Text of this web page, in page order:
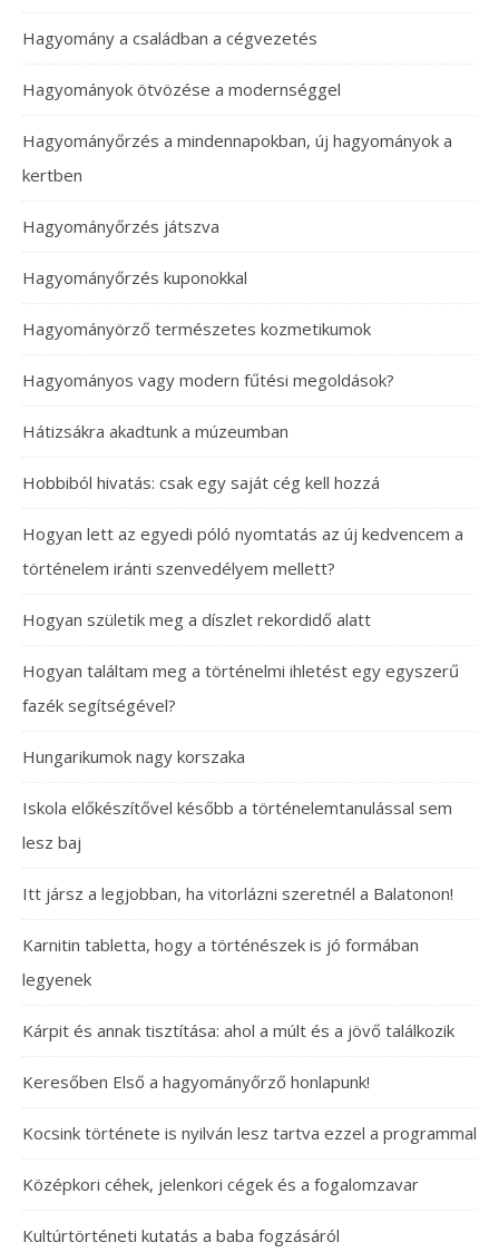
Hagyomány a családban a cégvezetés
Hagyományok ötvözése a modernséggel
Hagyományőrzés a mindennapokban, új hagyományok a
kertben
Hagyományőrzés játszva
Hagyományőrzés kuponokkal
Hagyományörző természetes kozmetikumok
Hagyományos vagy modern fűtési megoldások?
Hátizsákra akadtunk a múzeumban
Hobbiból hivatás: csak egy saját cég kell hozzá
Hogyan lett az egyedi póló nyomtatás az új kedvencem a
történelem iránti szenvedélyem mellett?
Hogyan születik meg a díszlet rekordidő alatt
Hogyan találtam meg a történelmi ihletést egy egyszerű
fazék segítségével?
Hungarikumok nagy korszaka
Iskola előkészítővel később a történelemtanulással sem
lesz baj
Itt jársz a legjobban, ha vitorlázni szeretnél a Balatonon!
Karnitin tabletta, hogy a történészek is jó formában
legyenek
Kárpit és annak tisztítása: ahol a múlt és a jövő találkozik
Keresőben Első a hagyományőrző honlapunk!
Kocsink története is nyilván lesz tartva ezzel a programmal
Középkori céhek, jelenkori cégek és a fogalomzavar
Kultúrtörténeti kutatás a baba fogzásáról